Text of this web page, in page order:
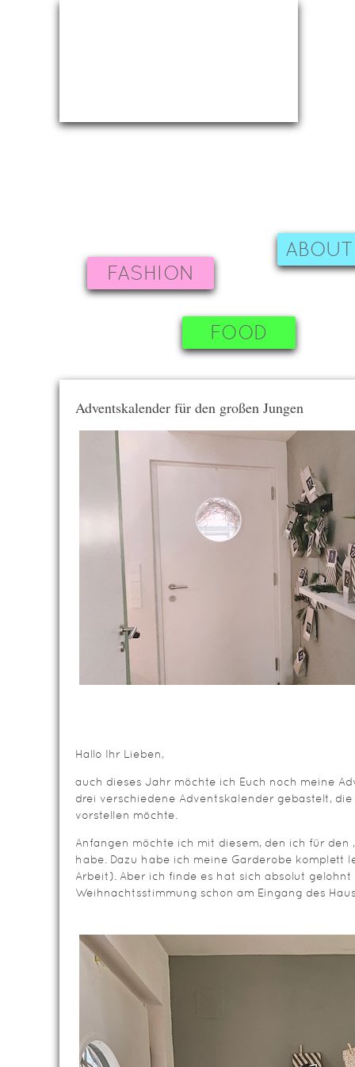
FASHION
FOOD
Adventskalender für den großen Jungen
Hallo Ihr Lieben,
auch dieses Jahr möchte ich Euch noch meine
drei verschiedene Adventskalender gebastelt,
vorstellen möchte.
Anfangen möchte ich mit diesem, den ich für den
habe. Dazu habe ich meine Garderobe komplett
Arbeit). Aber ich finde es hat sich absolut
Weihnachtsstimmung schon am Eingang des